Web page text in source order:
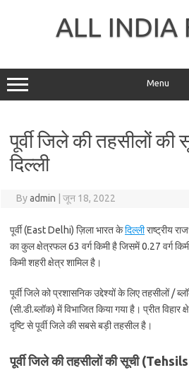
ALL INDIA
Menu
पूर्वी जिले की तहसीलों की
दिल्ली
Byadmin जून 18, 2022
पूर्वी (East Delhi) ज़िला भारत केदिल्लीराष्ट्रीय
का कुल क्षेत्रफल 63 वर्ग किमी है जिसमें 0.27 वर्ग
किमी शहरी क्षेत्र शामिल है।
पूर्वी जिले को प्रशासनिक उद्देश्यों के लिए तहसीलों /
(सी.डी.ब्लॉक) में विभाजित किया गया है। प्रीत
दृष्टि से पूर्वी जिले की सबसे बड़ी तहसील है।
पूर्वी जिले की तहसीलों की सूची